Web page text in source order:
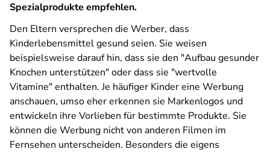
Spezialprodukte empfehlen.
Den Eltern versprechen die Werber, dass
Kinderlebensmittel gesund seien. Sie weisen
beispielsweise darauf hin, dass sie den "Aufbau gesunder
Knochen unterstützen" oder dass sie "wertvolle
Vitamine" enthalten. Je häufiger Kinder eine Werbung
anschauen, umso eher erkennen sie Markenlogos und
entwickeln ihre Vorlieben für bestimmte Produkte. Sie
können die Werbung nicht von anderen Filmen im
Fernsehen unterscheiden. Besonders die eigens